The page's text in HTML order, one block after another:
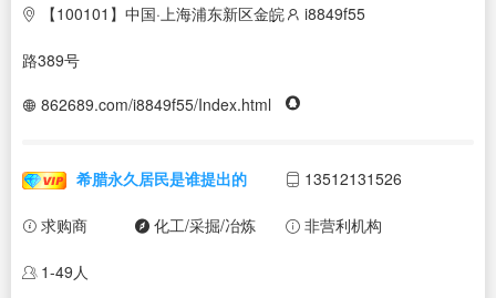
【100101】中国·上海浦东新区金皖
路389号
i8849f55
862689.com/i8849f55/Index.html
希腊永久居民是谁提出的 13512131526
求购商 化工/采掘/冶炼 非营利机构
1-49人